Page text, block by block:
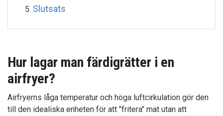
Slutsats
Hur lagar man färdigrätter i en
airfryer?
Airfryerns låga temperatur och höga luftcirkulation gör den
till den idealiska enheten för att "fritera" mat utan att